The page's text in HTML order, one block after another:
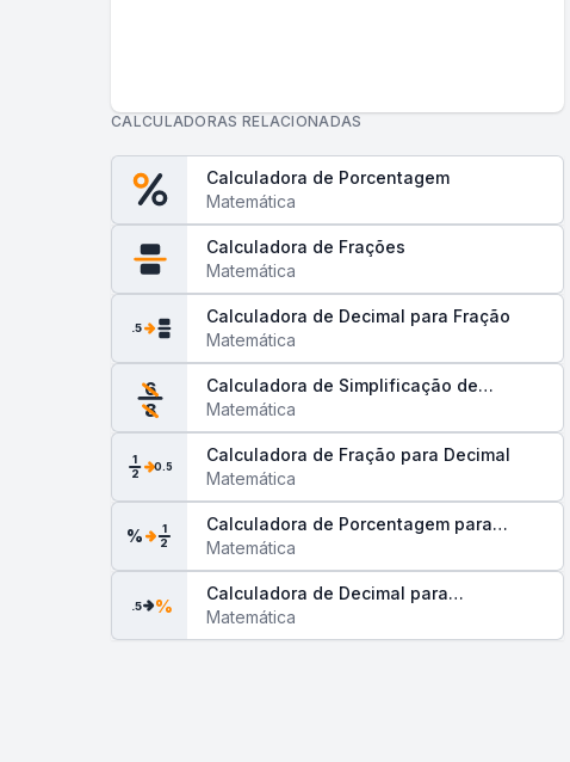
CALCULADORAS RELACIONADAS
Calculadora de Porcentagem
Matemática
Calculadora de Frações
Matemática
.5
Calculadora de Decimal para Fração
Matemática
6
8
Calculadora de Simplificação de
Frações
Matemática
1
2 0.5
Calculadora de Fração para Decimal
Matemática
% 1
2
Calculadora de Porcentagem para
Fração
Matemática
.5 %
Calculadora de Decimal para
Porcentagem
Matemática